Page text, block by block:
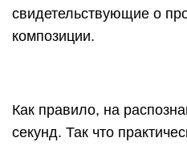
свидетельствующие о
композиции.
Как правило, на
секунд. Так что